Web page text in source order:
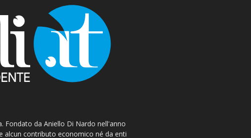
Fondato da Aniello Di Nardo nell'anno
alcun contributo economico né da enti